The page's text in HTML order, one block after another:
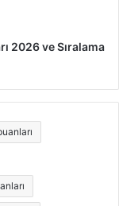
2026 ve Sıralama